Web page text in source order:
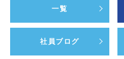
一覧
社員ブログ